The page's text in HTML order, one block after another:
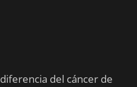
del cáncer de